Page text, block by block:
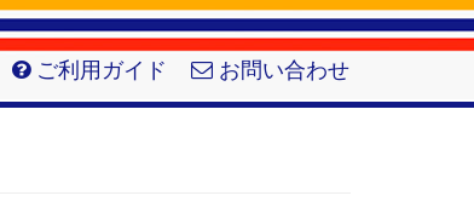
ご利用ガイド お問い合わせ